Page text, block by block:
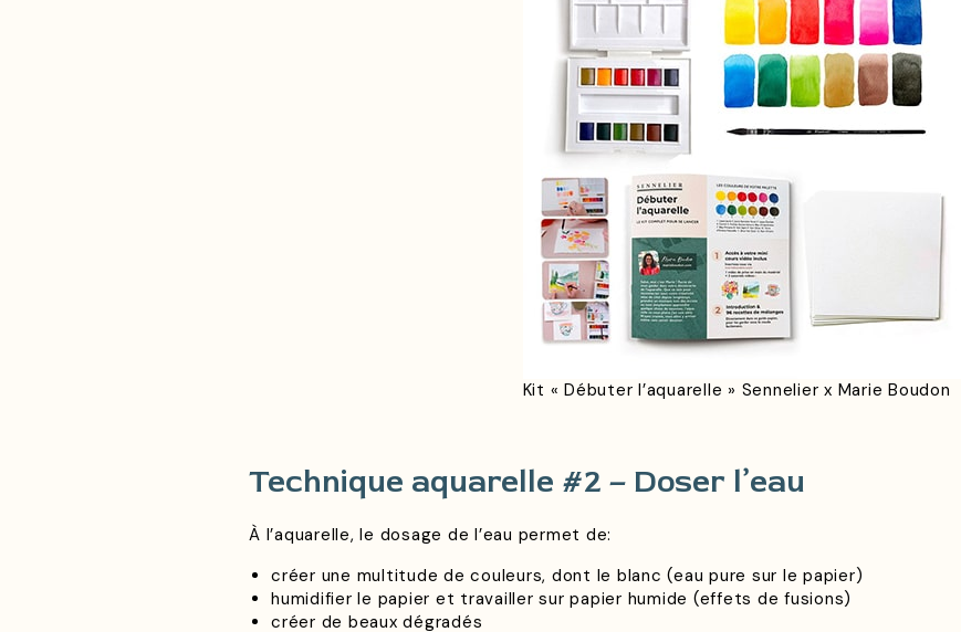
Kit « Débuter l’aquarelle » Sennelier x Marie Boudon
Technique aquarelle #2 – Doser l’eau
À l’aquarelle, le dosage de l’eau permet de:
créer une multitude de couleurs, dont le blanc (eau pure sur le papier)
humidifier le papier et travailler sur papier humide (effets de fusions)
créer de beaux dégradés